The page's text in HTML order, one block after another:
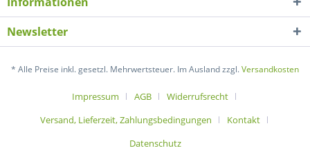
Newsletter
* Alle Preise inkl. gesetzl. Mehrwertsteuer. Im Ausland zzgl.Versandkosten
Impressum AGB
Widerrufsrecht
Versand, Lieferzeit, Zahlungsbedingungen
Kontakt
Datenschutz